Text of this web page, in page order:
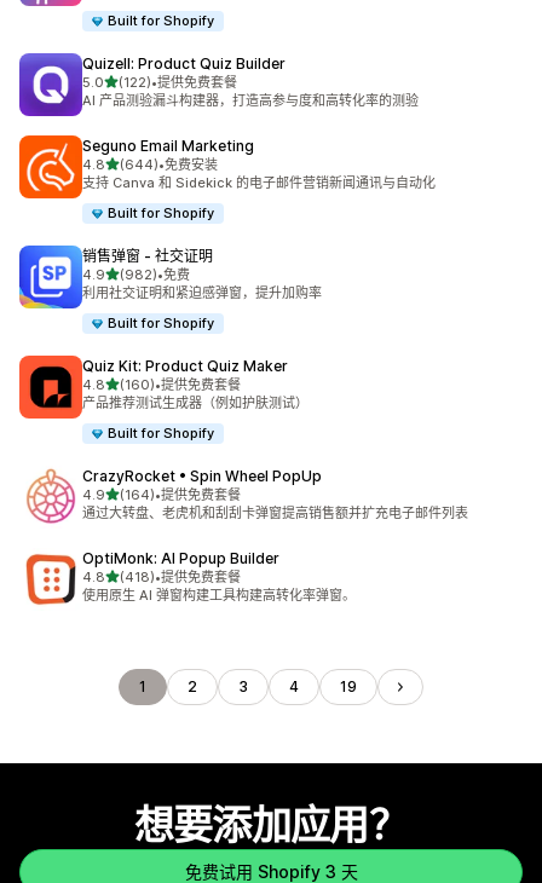
Built for Shopify
Quizell: Product Quiz Builder
5.0星（满分 5 星）
(122)
总共 122 条评论
•提供免费套餐
AI 产品测验漏斗构建器，打造高参与度和高转化率的测验
Seguno Email Marketing
4.8星（满分 5 星）
(644)
总共 644 条评论
•免费安装
支持 Canva 和 Sidekick 的电子邮件营销新闻通讯与自动化
Built for Shopify
销售弹窗 ‑ 社交证明
4.9星（满分 5 星）
(982)
总共 982 条评论
•免费
利用社交证明和紧迫感弹窗，提升加购率
Built for Shopify
Quiz Kit: Product Quiz Maker
4.8星（满分 5 星）
(160)
总共 160 条评论
•提供免费套餐
产品推荐测试生成器（例如护肤测试）
Built for Shopify
CrazyRocket • Spin Wheel PopUp
4.9星（满分 5 星）
(164)
总共 164 条评论
•提供免费套餐
通过大转盘、老虎机和刮刮卡弹窗提高销售额并扩充电子邮件列表
OptiMonk: AI Popup Builder
4.8星（满分 5 星）
(418)
总共 418 条评论
•提供免费套餐
使用原生 AI 弹窗构建工具构建高转化率弹窗。
1 2 3 4 19
想要添加应用？
免费试用 Shopify 3 天